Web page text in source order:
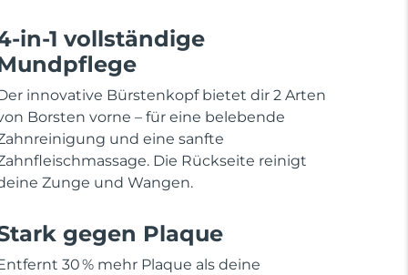
in-1 vollständige
innovative Bürstenkopf bietet dir 2 Arten
Borsten vorne – für eine belebende
und eine sanfte
Die Rückseite reinigt
Zunge und Wangen.
gegen Plaque
30 % mehr Plaque als deine